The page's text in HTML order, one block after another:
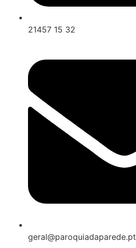
21457 15 32
geral@paroquiadaparede.pt